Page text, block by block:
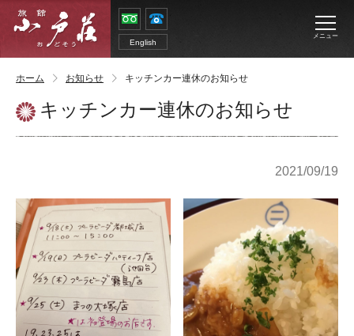
English
メニュー
ホーム お知らせ キッチンカー連休のお知らせ
キッチンカー連休のお知らせ
2021/09/19